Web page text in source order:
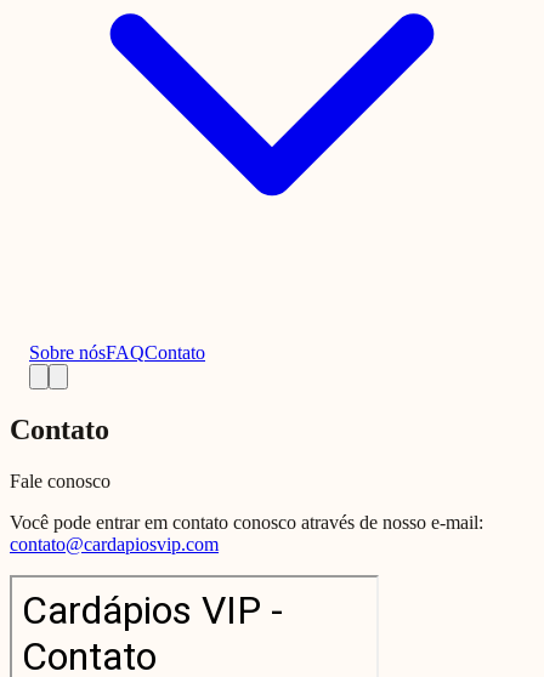
Sobre nósFAQContato
Contato
Fale conosco
Você pode entrar em contato conosco através de nosso e-mail:
contato@cardapiosvip.com